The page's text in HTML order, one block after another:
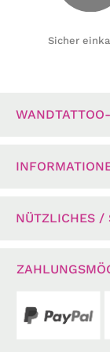
Sicher
NÜTZLICHES /